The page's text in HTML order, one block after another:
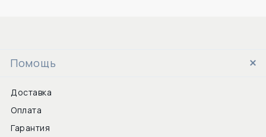
Помощь
Доставка
Оплата
Гарантия